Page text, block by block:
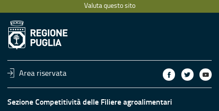
Valuta questo sito
Area riservata
Sezione Competitività delle Filiere agroalimentari